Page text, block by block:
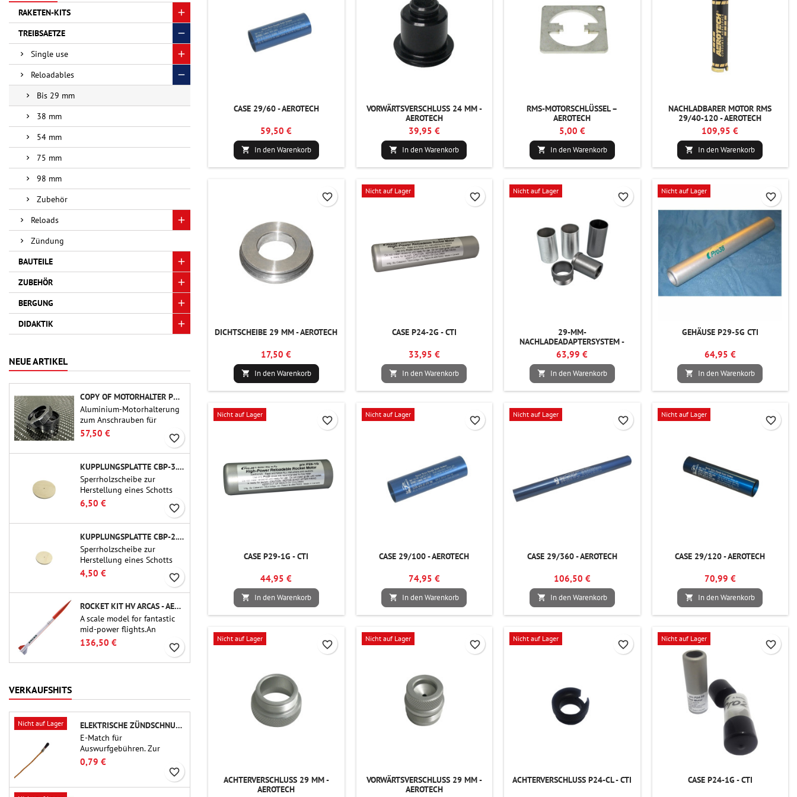
RAKETEN-KITS
TREIBSAETZE
Single use
Reloadables
Bis 29 mm
38 mm
54 mm
75 mm
98 mm
Zubehör
Reloads
Zündung
BAUTEILE
ZUBEHÖR
BERGUNG
DIDAKTIK
NEUE ARTIKEL
COPY OF MOTORHALTER PML PRO MR-38
Aluminium-Motorhalterung
zum Anschrauben für
Raketenmodelle mit 54-mm-
Motoraufnahmen. Geeignet
für PML-Phenolharzrohre.
57,50 € favorite_border
KUPPLUNGSPLATTE CBP-3.0 - PUBLIC MISSILES LTD.
Sperrholzscheibe zur
Herstellung eines Schotts
(Rahmens) für 75-mm-
Rohrkupplungen (PT-3.0/QT-
3.0) von Public Missiles Ltd.
6,50 € favorite_border
KUPPLUNGSPLATTE CBP-2.1 - PUBLIC MISSILES LTD.
Sperrholzscheibe zur
Herstellung eines Schotts
(Rahmens) für 54-mm-
Rohrkupplungen (PT-2.1
oder QT-2.1) von Public
Missiles Ltd.
4,50 € favorite_border
ROCKET KIT HV ARCAS - AEROTECH
A scale model for fantastic
mid-power flights.An
uncompromising kit that
allows you to build a replica
of one of the most famous
136,50 € favorite_border
VERKAUFSHITS
Nicht auf Lager
ELEKTRISCHE ZÜNDSCHNUR FÜR AUSSTOSSLADUNG
E-Match für
Auswurfgebühren. Zur
Verwendung mit
Höhenmessern oder anderen
0,79 €
favorite_border
CASE 29/60 - AEROTECH
59,50 €
 In den Warenkorb
VORWÄRTSVERSCHLUSS 24 MM -
AEROTECH
39,95 €
 In den Warenkorb
RMS-MOTORSCHLÜSSEL –
AEROTECH
5,00 €
 In den Warenkorb
NACHLADBARER MOTOR RMS
29/40-120 - AEROTECH
109,95 €
 In den Warenkorb
DICHTSCHEIBE 29 MM - AEROTECH
17,50 €
 In den Warenkorb
favorite_border
Nicht auf Lager
CASE P24-2G - CTI
33,95 €
 In den Warenkorb
favorite_border
Nicht auf Lager
29-MM-
NACHLADEADAPTERSYSTEM -
AEROTECH
63,99 €
 In den Warenkorb
favorite_border
Nicht auf Lager
GEHÄUSE P29-5G CTI
64,95 €
 In den Warenkorb
favorite_border
Nicht auf Lager
CASE P29-1G - CTI
44,95 €
 In den Warenkorb
favorite_border
Nicht auf Lager
CASE 29/100 - AEROTECH
74,95 €
 In den Warenkorb
favorite_border
Nicht auf Lager
CASE 29/360 - AEROTECH
106,50 €
 In den Warenkorb
favorite_border
Nicht auf Lager
CASE 29/120 - AEROTECH
70,99 €
 In den Warenkorb
favorite_border
Nicht auf Lager
ACHTERVERSCHLUSS 29 MM -
AEROTECH
favorite_border
Nicht auf Lager
VORWÄRTSVERSCHLUSS 29 MM -
AEROTECH
favorite_border
Nicht auf Lager
ACHTERVERSCHLUSS P24-CL - CTI
favorite_border
Nicht auf Lager
CASE P24-1G - CTI
favorite_border